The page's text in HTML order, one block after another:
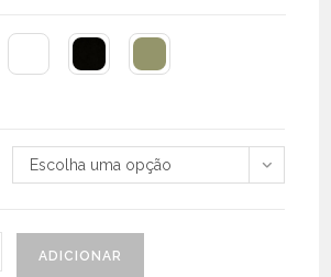
Escolha uma opção
ADICIONAR